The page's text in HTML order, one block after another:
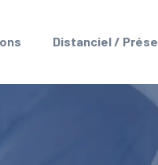
Distanciel /